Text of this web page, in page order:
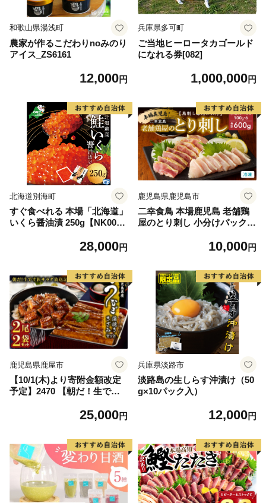
和歌山県湯浅町
農家が作るこだわりnoみのり
アイス_ZS6161
12,000円
兵庫県多可町
ご当地ヒーロータカゴールド
になれる券[082]
1,000,000円
北海道別海町
すぐ食べれる 本場「北海道」
いくら醤油漬 250g【NK000N
け いくら醤油漬 醤油いくら
いくら 別海町 ふるさと納税
ふるさと ikura お届け）
28,000円
鹿児島県鹿児島市
二幸食鳥 本場鹿児島 老舗鶏
屋のとり刺し 小分けパックセ
10,000円
鹿児島県鹿屋市
【10/1(木)より寄附金額改定
予定】2470 【朝だ！生です
産 うなぎ蒲焼き 2尾 きざみ2
25,000円
兵庫県淡路市
淡路島の生しらす沖漬け（50
g×10パック入）
12,000円